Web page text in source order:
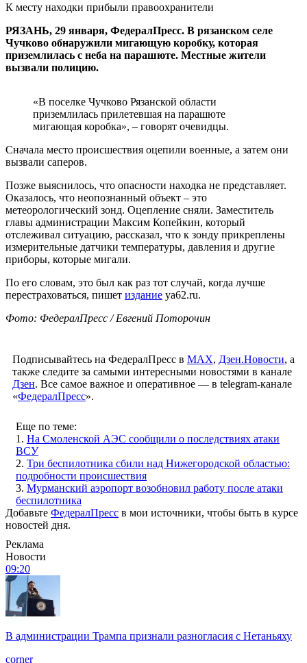
К месту находки прибыли правоохранители
РЯЗАНЬ, 29 января, ФедералПресс. В рязанском селе
Чучково обнаружили мигающую коробку, которая
приземлилась с неба на парашюте. Местные жители
вызвали полицию.
«В поселке Чучково Рязанской области
приземлилась прилетевшая на парашюте
мигающая коробка», – говорят очевидцы.
Сначала место происшествия оцепили военные, а затем они
вызвали саперов.
Позже выяснилось, что опасности находка не представляет.
Оказалось, что неопознанный объект – это
метеорологический зонд. Оцепление сняли. Заместитель
главы администрации Максим Копейкин, который
отслеживал ситуацию, рассказал, что к зонду прикреплены
измерительные датчики температуры, давления и другие
приборы, которые мигали.
По его словам, это был как раз тот случай, когда лучше
перестраховаться, пишет издание ya62.ru.
Фото: ФедералПресс / Евгений Поторочин
Подписывайтесь на ФедералПресс в МАХ, Дзен.Новости, а
также следите за самыми интересными новостями в канале
Дзен. Все самое важное и оперативное — в telegram-канале
«ФедералПресс».
Еще по теме:
1. На Смоленской АЭС сообщили о последствиях атаки
ВСУ
2. Три беспилотника сбили над Нижегородской областью:
подробности происшествия
3. Мурманский аэропорт возобновил работу после атаки
беспилотника
Добавьте ФедералПресс в мои источники, чтобы быть в курсе
новостей дня.
Реклама
Новости
09:20
В администрации Трампа признали разногласия с Нетаньяху
corner